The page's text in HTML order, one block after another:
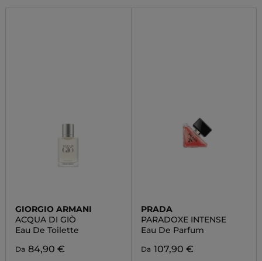
GIORGIO ARMANI
ACQUA DI GIÒ
Eau De Toilette
Da 84,90 €
PRADA
PARADOXE INTENSE
Eau De Parfum
Da 107,90 €